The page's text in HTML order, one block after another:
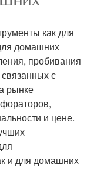
как для
домашних
пробивания
с
рынке
и цене.
и для домашних